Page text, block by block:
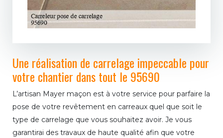
Une réalisation de carrelage impeccable pour
votre chantier dans tout le 95690
L’artisan Mayer maçon est à votre service pour parfaire la
pose de votre revêtement en carreaux quel que soit le
type de carrelage que vous souhaitez avoir. Je vous
garantirai des travaux de haute qualité afin que votre